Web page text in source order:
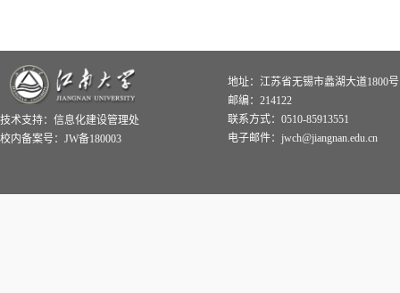
技术支持： 信息化建设管理处
校内备案号：JW备180003
地址：江苏省无锡市蠡湖大道1800号
邮编：214122
联系方式：0510-85913551
电子邮件：jwch@jiangnan.edu.cn